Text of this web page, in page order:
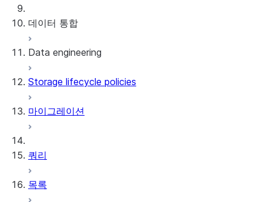
데이터 통합
Snowflake Openflow
Apache Iceberg™
Apache Iceberg™ 테이블
Data engineering
데이터 로딩
동적 테이블
Storage lifecycle policies
마이그레이션
쿼리
목록